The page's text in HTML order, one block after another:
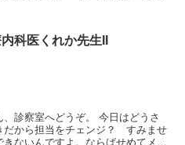
科医くれか先生II
へどうぞ。 今日はどうさ
から担当をチェンジ？ すみませ
ないんですよ。ならばせめてメイ